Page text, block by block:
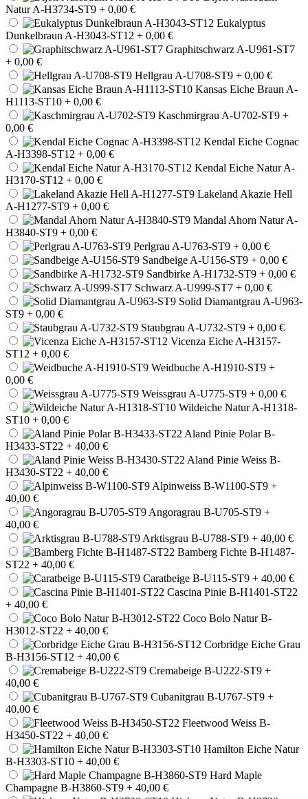
Natur A-H3734-ST9 + 0,00 €
Eukalyptus
Dunkelbraun A-H3043-ST12 + 0,00 €
Graphitschwarz A-U961-ST7
+ 0,00 €
Hellgrau A-U708-ST9 + 0,00 €
Kansas Eiche Braun A-
H1113-ST10 + 0,00 €
Kaschmirgrau A-U702-ST9 +
0,00 €
Kendal Eiche Cognac
A-H3398-ST12 + 0,00 €
Kendal Eiche Natur A-
H3170-ST12 + 0,00 €
Lakeland Akazie Hell
A-H1277-ST9 + 0,00 €
Mandal Ahorn Natur A-
H3840-ST9 + 0,00 €
Perlgrau A-U763-ST9 + 0,00 €
Sandbeige A-U156-ST9 + 0,00 €
Sandbirke A-H1732-ST9 + 0,00 €
Schwarz A-U999-ST7 + 0,00 €
Solid Diamantgrau A-U963-
ST9 + 0,00 €
Staubgrau A-U732-ST9 + 0,00 €
Vicenza Eiche A-H3157-
ST12 + 0,00 €
Weidbuche A-H1910-ST9 +
0,00 €
Weissgrau A-U775-ST9 + 0,00 €
Wildeiche Natur A-H1318-
ST10 + 0,00 €
Aland Pinie Polar B-
H3433-ST22 + 40,00 €
Aland Pinie Weiss B-
H3430-ST22 + 40,00 €
Alpinweiss B-W1100-ST9 +
40,00 €
Angoragrau B-U705-ST9 +
40,00 €
Arktisgrau B-U788-ST9 + 40,00 €
Bamberg Fichte B-H1487-
ST22 + 40,00 €
Caratbeige B-U115-ST9 + 40,00 €
Cascina Pinie B-H1401-ST22
+ 40,00 €
Coco Bolo Natur B-
H3012-ST22 + 40,00 €
Corbridge Eiche Grau
B-H3156-ST12 + 40,00 €
Cremabeige B-U222-ST9 +
40,00 €
Cubanitgrau B-U767-ST9 +
40,00 €
Fleetwood Weiss B-
H3450-ST22 + 40,00 €
Hamilton Eiche Natur
B-H3303-ST10 + 40,00 €
Hard Maple
Champagne B-H3860-ST9 + 40,00 €